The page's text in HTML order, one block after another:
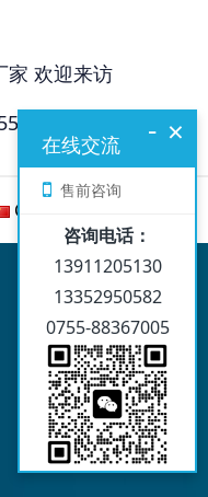
家 欢迎来访
88367005
Chinese
×
-
在线交流
售前咨询
咨询电话：
13911205130
13352950582
0755-88367005